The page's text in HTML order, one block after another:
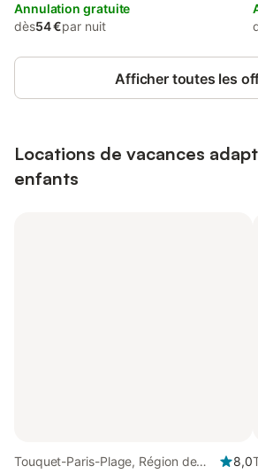
Annulation gratuite
dès54 €par nuit
Afficher toutes les
Locations de vacances
enfants
Touquet-Paris-Plage, Région de
8,0